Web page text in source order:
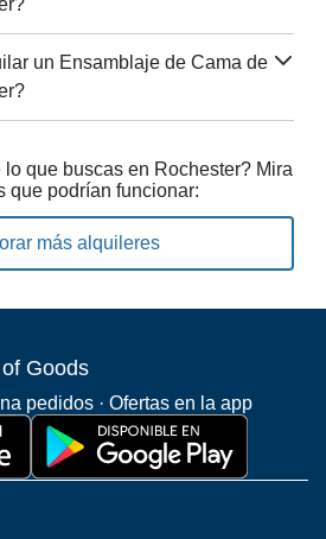
un Ensamblaje de Cama de
que buscas en Rochester? Mira
que podrían funcionar:
más alquileres
Goods
pedidos · Ofertas en la app